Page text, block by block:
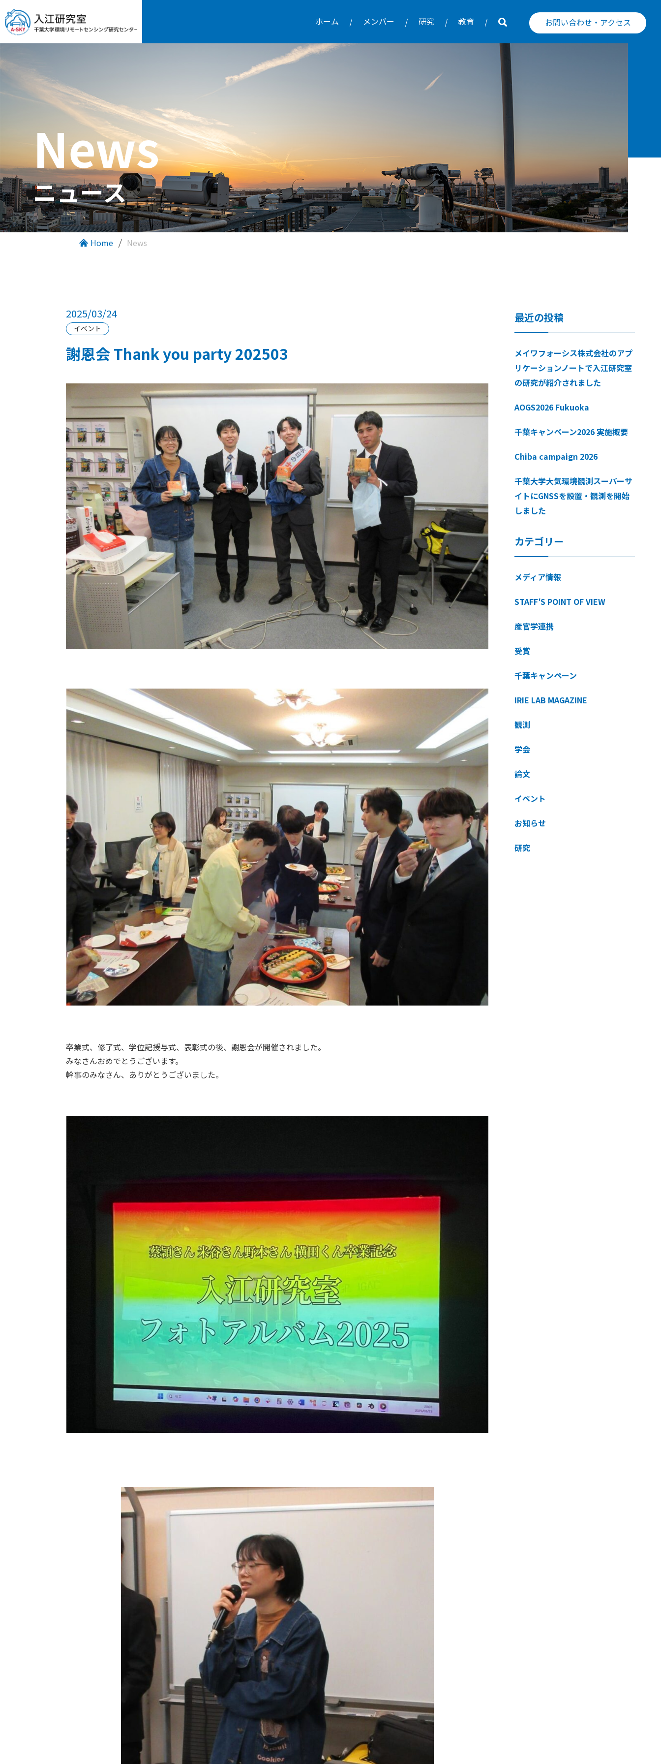
ホーム メンバー 研究 教育 お問い合わせ・アクセス
News
ニュース
Home News
2025/03/24
イベント
謝恩会 Thank you party 202503
卒業式、修了式、学位記授与式、表彰式の後、謝恩会が開催されました。
みなさんおめでとうございます。
幹事のみなさん、ありがとうございました。
最近の投稿
メイワフォーシス株式会社のアプ
リケーションノートで入江研究室
の研究が紹介されました
AOGS2026 Fukuoka
千葉キャンペーン2026 実施概要
Chiba campaign 2026
千葉大学大気環境観測スーパーサ
イトにGNSSを設置・観測を開始
しました
カテゴリー
メディア情報
STAFF′S POINT OF VIEW
産官学連携
受賞
千葉キャンペーン
IRIE LAB MAGAZINE
観測
学会
論文
イベント
お知らせ
研究